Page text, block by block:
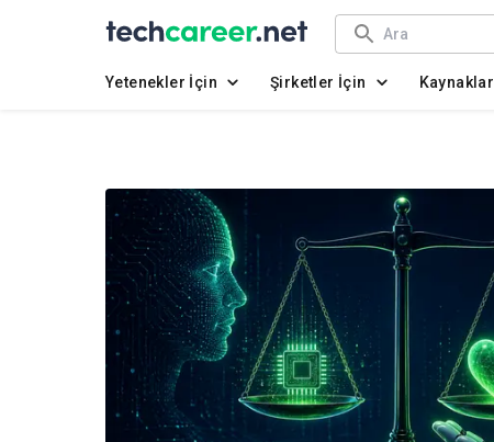
Yetenekler İçin Şirketler İçin Kaynaklar